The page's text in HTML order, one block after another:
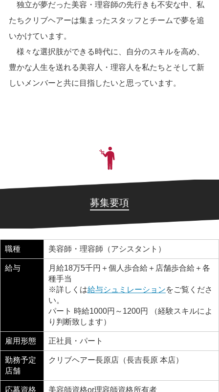
独立が夢だった美容・理容師の先行きも不安な中、私
たちクリブヘアーは集まったスタッフとチームで夢を追
いかけています。
様々な選択肢ができる時代に、自分のスキルを高め、
豊かな人生を送れる美容人・理容人を私たちとそして新
しいメンバーと共に目指したいと思っています。
募集要項
職種 美容師・理容師（アシスタント）
給与
月給18万5千円＋個人歩合給＋店舗歩合給＋各
種手当
※詳しくは給与シュミレーションをご覧くださ
い。
パート 時給1000円～1200円 （経験スキルによ
り判断致します）
雇用形態 正社員・パート
勤務予定
店舗
クリブヘアー長原店（長吉長原 本店）
応募資格 美容師資格or理容師資格所有者